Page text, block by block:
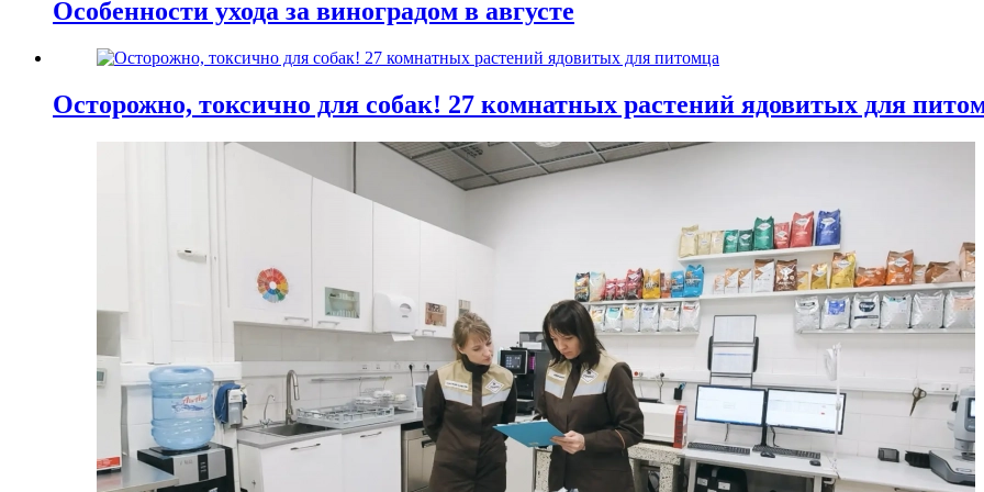
Особенности ухода за виноградом в августе
Осторожно, токсично для собак! 27 комнатных растений ядовитых для